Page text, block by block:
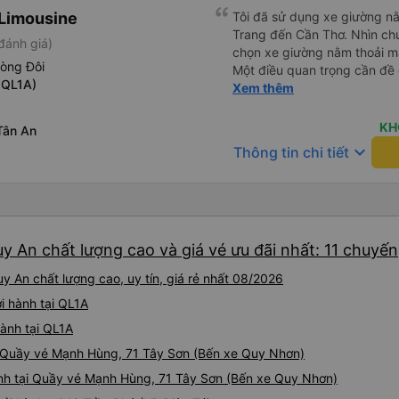
thời sinh viên"
giá)
Đôi
An
Tôi đã sử dụng xe giường
Trang đến Cần Thơ. Nhìn
chọn xe giường nằm thoải
Một điều quan trọng cần đề
xe, điều này có thể gây khó
chuyến đi vẫn khá thoải
(hôm qua) rất tốt. Mặc dù
nhưng công ty đã thông
khoảng 4:00 sáng và 9:00
cấp bàn chải đánh răng, đó
nghỉ đêm nào cho đến
dịch vụ xe buýt giường nằm
chuyến công tác, vì đây
buýt giường nằm thoải mái
Xem thêm
Thông tin chi tiết keyboard_arrow_down
An chất lượng cao và giá vé ưu đãi nhất: 11 chuyến
An chất lượng cao, uy tín, giá rẻ nhất 08/2026
hành tại QL1A
tại QL1A
vé Mạnh Hùng, 71 Tây Sơn (Bến xe Quy Nhơn)
tại Quầy vé Mạnh Hùng, 71 Tây Sơn (Bến xe Quy Nhơn)